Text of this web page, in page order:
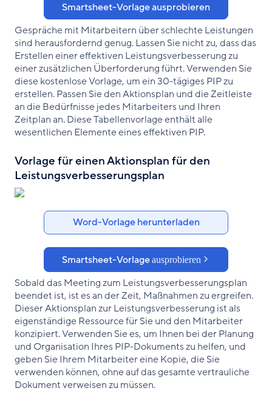
Smartsheet-Vorlage ausprobieren
Gespräche mit Mitarbeitern über schlechte Leistungen
sind herausfordernd genug. Lassen Sie nicht zu, dass das
Erstellen einer effektiven Leistungsverbesserung zu
einer zusätzlichen Überforderung führt. Verwenden Sie
diese kostenlose Vorlage, um ein 30-tägiges PIP zu
erstellen. Passen Sie den Aktionsplan und die Zeitleiste
an die Bedürfnisse jedes Mitarbeiters und Ihren
Zeitplan an. Diese Tabellenvorlage enthält alle
wesentlichen Elemente eines effektiven PIP.
Vorlage für einen Aktionsplan für den
Leistungsverbesserungsplan
Word-Vorlage herunterladen
Smartsheet-Vorlageausprobieren
Sobald das Meeting zum Leistungsverbesserungsplan
beendet ist, ist es an der Zeit, Maßnahmen zu ergreifen.
Dieser Aktionsplan zur Leistungsverbesserung ist als
eigenständige Ressource für Sie und den Mitarbeiter
konzipiert. Verwenden Sie es, um Ihnen bei der Planung
und Organisation Ihres PIP-Dokuments zu helfen, und
geben Sie Ihrem Mitarbeiter eine Kopie, die Sie
verwenden können, ohne auf das gesamte vertrauliche
Dokument verweisen zu müssen.